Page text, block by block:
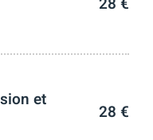
et
28 €